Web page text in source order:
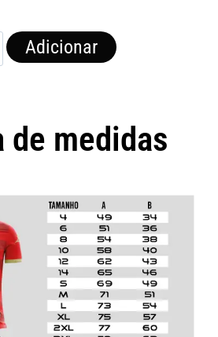
Adicionar
de medidas